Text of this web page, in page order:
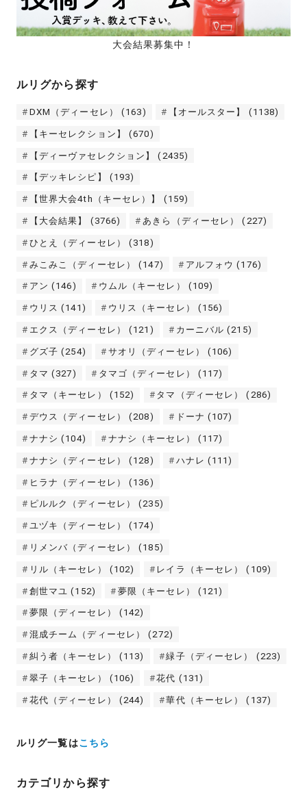
大会結果募集中！
ルリグから探す
DXM（ディーセレ） (163) 【オールスター】 (1138)
【キーセレクション】 (670)
【ディーヴァセレクション】 (2435)
【デッキレシピ】 (193)
【世界大会4th（キーセレ）】 (159)
【大会結果】 (3766) あきら（ディーセレ） (227)
ひとえ（ディーセレ） (318)
みこみこ（ディーセレ） (147) アルフォウ (176)
アン (146) ウムル（キーセレ） (109)
ウリス (141) ウリス（キーセレ） (156)
エクス（ディーセレ） (121) カーニバル (215)
グズ子 (254) サオリ（ディーセレ） (106)
タマ (327) タマゴ（ディーセレ） (117)
タマ（キーセレ） (152) タマ（ディーセレ） (286)
デウス（ディーセレ） (208) ドーナ (107)
ナナシ (104) ナナシ（キーセレ） (117)
ナナシ（ディーセレ） (128) ハナレ (111)
ヒラナ（ディーセレ） (136)
ピルルク（ディーセレ） (235)
ユヅキ（ディーセレ） (174)
リメンバ（ディーセレ） (185)
リル（キーセレ） (102) レイラ（キーセレ） (109)
創世マユ (152) 夢限（キーセレ） (121)
夢限（ディーセレ） (142)
混成チーム（ディーセレ） (272)
糾う者（キーセレ） (113) 緑子（ディーセレ） (223)
翠子（キーセレ） (106) 花代 (131)
花代（ディーセレ） (244) 華代（キーセレ） (137)
ルリグ一覧はこちら
カテゴリから探す